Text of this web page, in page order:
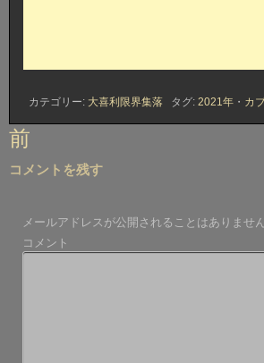
カテゴリー: 大喜利限界集落 タグ: 2021年 ・ カ
投
ナ
ゲ
ー
前
コメントを残す
メールアドレスが公開されることはありません
コメント